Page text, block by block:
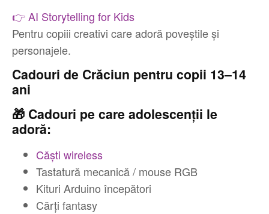
👉 AI Storytelling for Kids
Pentru copiii creativi care adoră poveștile și
personajele.
Cadouri de Crăciun pentru copii 13–14
ani
🎁 Cadouri pe care adolescenții le
adoră:
Căști wireless
Tastatură mecanică / mouse RGB
Kituri Arduino începători
Cărți fantasy